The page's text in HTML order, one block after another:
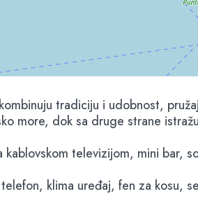
tradiciju i udobnost,
more, dok sa druge strane
kablovskom televizijom, mini bar,
klima uređaj, fen za kosu,